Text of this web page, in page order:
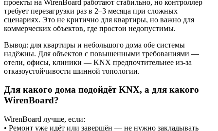
проекты на WirenBoard работают стабильно, но контроллер
требует перезагрузки раз в 2–3 месяца при сложных
сценариях. Это не критично для квартиры, но важно для
коммерческих объектов, где простои недопустимы.
Вывод: для квартиры и небольшого дома обе системы
надёжны. Для объектов с повышенными требованиями —
отели, офисы, клиники — KNX предпочтительнее из-за
отказоустойчивости шинной топологии.
Для какого дома подойдёт KNX, а для какого
WirenBoard?
WirenBoard лучше, если:
• Ремонт уже идёт или завершён — не нужно закладывать